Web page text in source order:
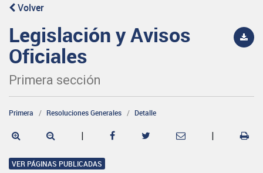
Volver
Legislación y Avisos
Oficiales
Primera sección
Primera Resoluciones Generales Detalle
| |
VER PÁGINAS PUBLICADAS